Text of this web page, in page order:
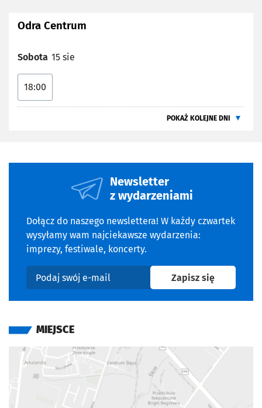
Odra Centrum
Sobota 15 sie
18:00
POKAŻ KOLEJNE DNI
Newsletter
z wydarzeniami
Dołącz do naszego newslettera! W każdy czwartek
wysyłamy wam najciekawsze wydarzenia:
imprezy, festiwale, koncerty.
Podaj swój e-mail
Zapisz sięna
MIEJSCE